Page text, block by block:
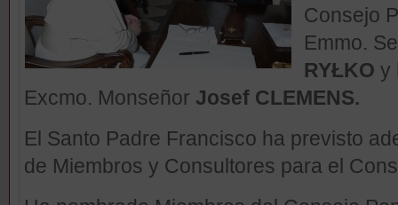
Consejo
Emmo.
RYŁKO y
Excmo. Monseñor Josef CLEMENS.
El Santo Padre Francisco ha previsto
de Miembros y Consultores para el